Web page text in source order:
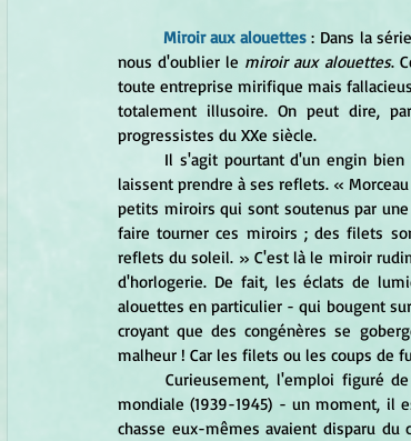
Miroir aux alouettes : Dans la
nous d'oublier le miroir aux alouettes.
toute entreprise mirifique mais
totalement illusoire. On peut dire,
progressistes du XXe siècle.
Il s'agit pourtant d'un engin
laissent prendre à ses reflets. «
petits miroirs qui sont soutenus par
faire tourner ces miroirs ; des filets
reflets du soleil. » C'est là le miroir
d'horlogerie. De fait, les éclats de
alouettes en particulier - qui bougent
croyant que des congénères se
malheur ! Car les filets ou les coups de
mondiale (1939-1945) - un moment, il
chasse eux-mêmes avaient disparu